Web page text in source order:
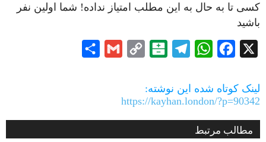
کسی تا به حال به این مطلب امتیاز نداده! شما اولین نفر
باشید
X
Facebook
WhatsApp
Telegram
Balatarin
Copy
Gmail
لینک کوتاه شده این نوشته:
https://kayhan.london/?p=90342
مطالب مرتبط